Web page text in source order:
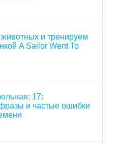
и тренируем
A Sailor Went To
17:
и частые ошибки